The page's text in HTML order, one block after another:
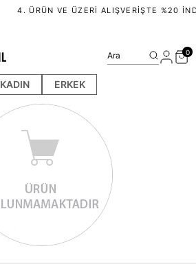
4. ÜRÜN VE ÜZERI ALIŞVERIŞTE %20
KADIN ERKEK
Ara 0